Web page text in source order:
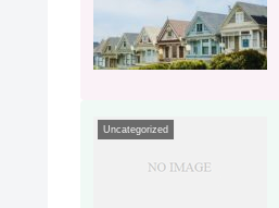
Uncategorized